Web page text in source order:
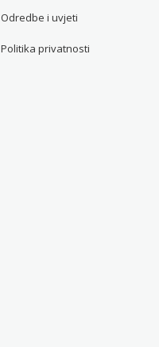
Odredbe i uvjeti
Politika privatnosti